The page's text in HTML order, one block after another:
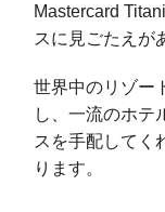
Mastercard
スに見ごたえが
世界中のリゾー
し、一流のホテ
スを手配してく
ります。